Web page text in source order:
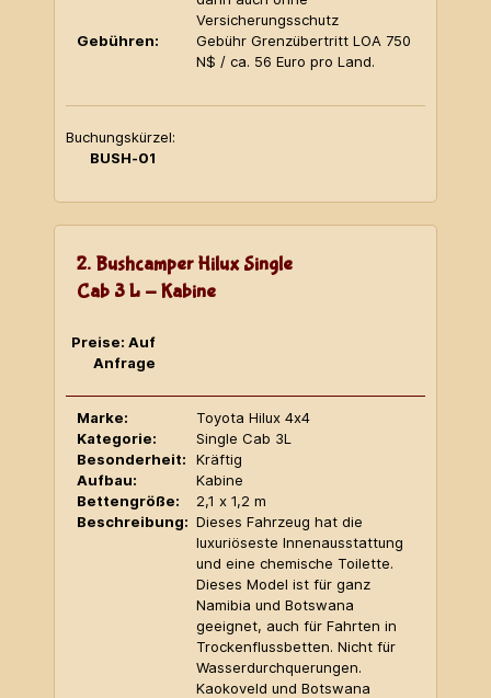
Versicherungsschutz
Gebühren:
Gebühr Grenzübertritt LOA 750
N$ / ca. 56 Euro pro Land.
Buchungskürzel:
BUSH-01
2. Bushcamper Hilux Single
Cab 3 L - Kabine
Preise: Auf
Anfrage
Marke:
Toyota Hilux 4x4
Kategorie:
Single Cab 3L
Besonderheit:
Kräftig
Aufbau:
Kabine
Bettengröße:
2,1 x 1,2 m
Beschreibung: Dieses Fahrzeug hat die
luxuriöseste Innenausstattung
und eine chemische Toilette.
Dieses Model ist für ganz
Namibia und Botswana
geeignet, auch für Fahrten in
Trockenflussbetten. Nicht für
Wasserdurchquerungen.
Kaokoveld und Botswana